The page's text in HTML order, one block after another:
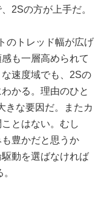
2Sの方が上手だ。
のトレッド幅が広げ
も一層高められて
速度域でも、2Sの
かる。理由のひと
きな要因だ。またカ
とはない。むし
豊かだと思うか
動を選ばなければ